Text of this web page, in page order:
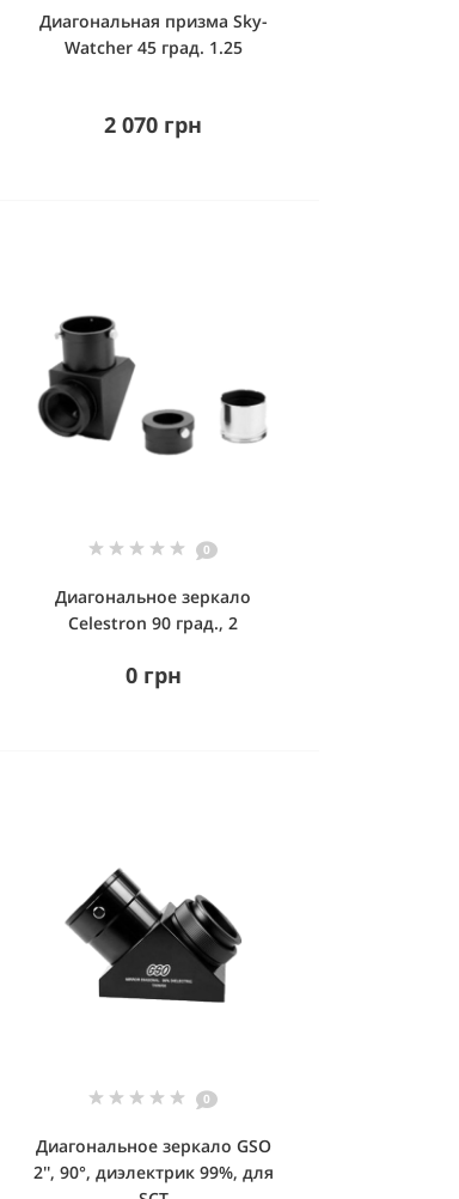
Диагональная призма Sky-
Watcher 45 град. 1.25
2 070 грн
0
Диагональное зеркало
Celestron 90 град., 2
0 грн
0
Диагональное зеркало GSO
2'', 90°, диэлектрик 99%, для